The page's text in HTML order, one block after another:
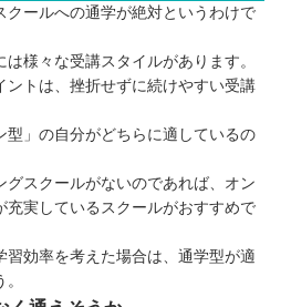
クールへの通学が絶対というわけで
様々な受講スタイルがあります。
ントは、挫折せずに続けやすい受講
型」の自分がどちらに適しているの
グスクールがないのであれば、オン
充実しているスクールがおすすめで
習効率を考えた場合は、通学型が適